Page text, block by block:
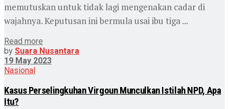
memutuskan untuk tidak lagi mengenakan cadar di
wajahnya. Keputusan ini bermula usai ibu tiga ...
Read more
by Suara Nusantara
19 May 2023
Nasional
Kasus Perselingkuhan Virgoun Munculkan Istilah NPD, Apa
Itu?